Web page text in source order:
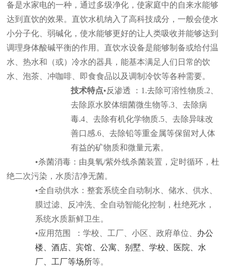
备是水家电的一种，通过多级净化，使家庭中的自来水能够
达到直饮的效果。直饮水机纳入了高科技成分，一般会使水
小分子化、弱碱化，使水能够更好的让人类吸收并能够达到
调理身体酸碱平衡的作用。直饮水设备是能够制备或给付温
水、热水和（或）冷水的器具，能基本满足人们日常的饮
水、泡茶、冲咖啡、即食食品以及调制冷饮等各种需要。
技术特点•反渗透 ：1.去除可溶性物质.2、
去除原水胶体细菌微生物等.3、去除病
毒.4、去除有机化学物质.5、去除异味改
善口感.6、去除铅等重金属等保留对人体
有益的矿物质和微量元素。
•杀菌消毒：由臭氧/紫外线杀菌装置，定时循环，杜
绝二次污染，水质洁净无菌。
•全自动供水：整套系统全自动制水、储水、供水、
膜过滤、反冲洗、全自动智能化控制，杜绝死水，
系统水质新鲜卫生。
•应用范围 ：学校、工厂、小区、政府单位、 办公
楼、酒店、宾馆、公寓、别墅、学校、医院、水
厂、工厂等场所等。